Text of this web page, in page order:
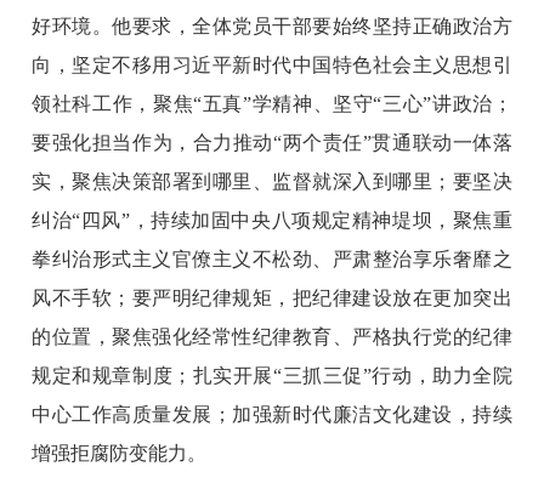
好环境。他要求，全体党员干部要始终坚持正确政治方
向，坚定不移用习近平新时代中国特色社会主义思想引
领社科工作，聚焦“五真”学精神、坚守“三心”讲政治；
要强化担当作为，合力推动“两个责任”贯通联动一体落
实，聚焦决策部署到哪里、监督就深入到哪里；要坚决
纠治“四风”，持续加固中央八项规定精神堤坝，聚焦重
拳纠治形式主义官僚主义不松劲、严肃整治享乐奢靡之
风不手软；要严明纪律规矩，把纪律建设放在更加突出
的位置，聚焦强化经常性纪律教育、严格执行党的纪律
规定和规章制度；扎实开展“三抓三促”行动，助力全院
中心工作高质量发展；加强新时代廉洁文化建设，持续
增强拒腐防变能力。